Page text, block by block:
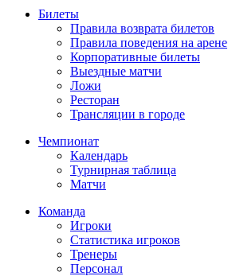
Билеты
Правила возврата билетов
Правила поведения на арене
Корпоративные билеты
Выездные матчи
Ложи
Ресторан
Трансляции в городе
Чемпионат
Календарь
Турнирная таблица
Матчи
Команда
Игроки
Статистика игроков
Тренеры
Персонал